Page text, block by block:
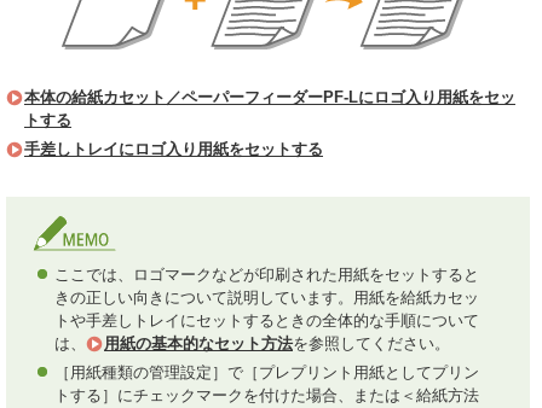
本体の給紙カセット／ペーパーフィーダーPF-Lにロゴ入り用紙をセッ
トする
手差しトレイにロゴ入り用紙をセットする
ここでは、ロゴマークなどが印刷された用紙をセットすると
きの正しい向きについて説明しています。用紙を給紙カセッ
トや手差しトレイにセットするときの全体的な手順について
は、
用紙の基本的なセット方法を参照してください。
［用紙種類の管理設定］で［プレプリント用紙としてプリン
トする］にチェックマークを付けた場合、または＜給紙方法